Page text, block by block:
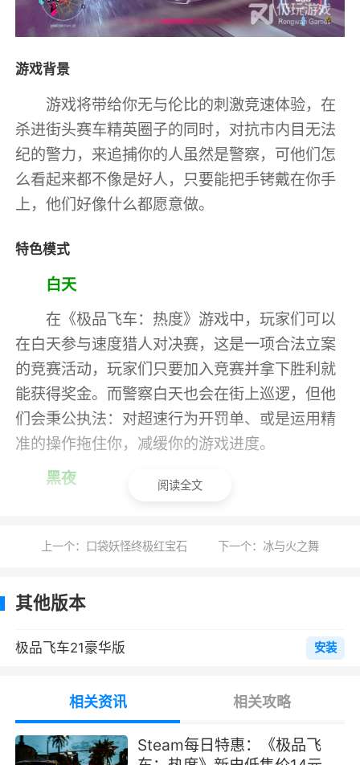
游戏背景
游戏将带给你无与伦比的刺激竞速体验，在
杀进街头赛车精英圈子的同时，对抗市内目无法
纪的警力，来追捕你的人虽然是警察，可他们怎
么看起来都不像是好人，只要能把手铐戴在你手
上，他们好像什么都愿意做。
特色模式
白天
在《极品飞车：热度》游戏中，玩家们可以
在白天参与速度猎人对决赛，这是一项合法立案
的竞赛活动，玩家们只要加入竞赛并拿下胜利就
能获得奖金。而警察白天也会在街上巡逻，但他
们会秉公执法：对超速行为开罚单、或是运用精
准的操作拖住你，减缓你的游戏进度。
黑夜
车，同时也能通过这些竞速赛提高自己的声望
随着玩家的热度等级提高，你也将成为警察的追
捕目标。随着热度飙升，他们也会尽全力阻止
你，甚至可能会派出直升机或重装警车对你进行
配件介绍
阅读全文
上一个：口袋妖怪终极红宝石 下一个：冰与火之舞
其他版本
极品飞车21豪华版 安装
相关资讯 相关攻略
Steam每日特惠：《极品飞